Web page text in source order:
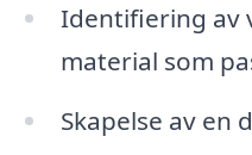
Identifiering av
material som
Skapelse av en